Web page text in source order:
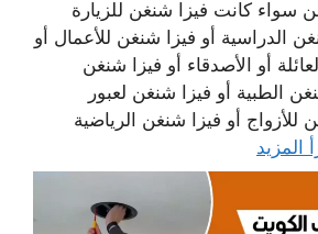
سواء كانت فيزا شنغن للزيارة
الدراسية أو فيزا شنغن للأعمال أو
أو الأصدقاء أو فيزا شنغن
الطبية أو فيزا شنغن لعبور
للأزواج أو فيزا شنغن الرياضية
المزيد